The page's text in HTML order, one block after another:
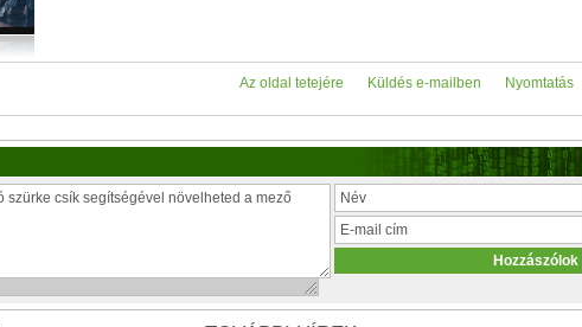
Nyomtatás
Küldés e-mailben
Az oldal tetejére